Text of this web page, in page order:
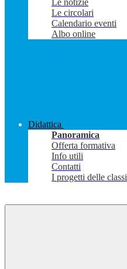
Le notizie
Le circolari
Calendario eventi
Albo online
Didattica
Panoramica
Offerta formativa
Info utili
Contatti
I progetti delle classi